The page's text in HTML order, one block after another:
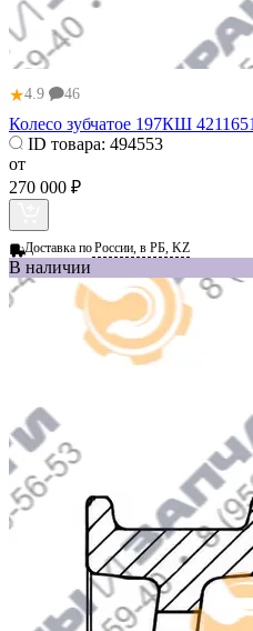
★4.9 46
Колесо зубчатое 197КШ
ID товара: 494553
от
270 000 ₽
Доставка поРоссии, в РБ, KZ
В наличии